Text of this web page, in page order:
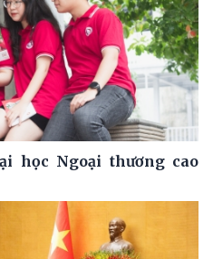
học Ngoại thương cao